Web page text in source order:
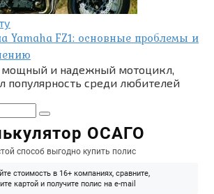
Yamaha FZ1: основные проблемы и
мощный и надежный мотоцикл,
популярность среди любителей